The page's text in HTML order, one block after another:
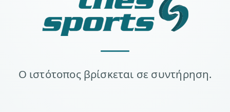
Ο ιστότοπος βρίσκεται σε συντήρηση.